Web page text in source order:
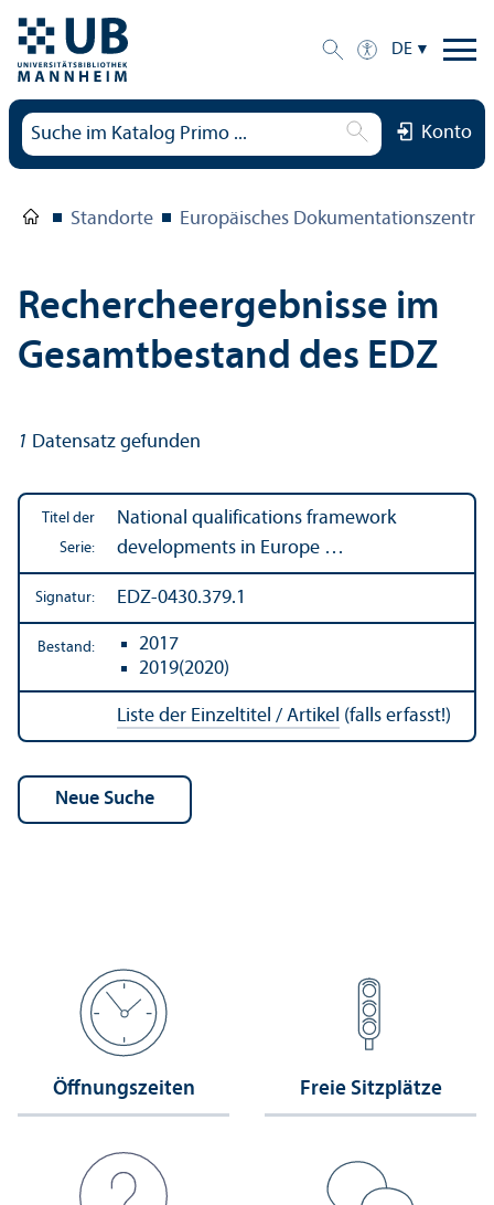
DE
Konto
Standorte Europäisches
Rechercheergebnisse im
Gesamtbestand des EDZ
1 Datensatz gefunden
Titel der
Serie:
National qualifications framework
developments in Europe …
Signatur: EDZ-0430.379.1
Bestand:
2017
2019(2020)
Liste der Einzeltitel / Artikel (falls erfasst!)
Öffnungs­zeiten Freie Sitzplätze